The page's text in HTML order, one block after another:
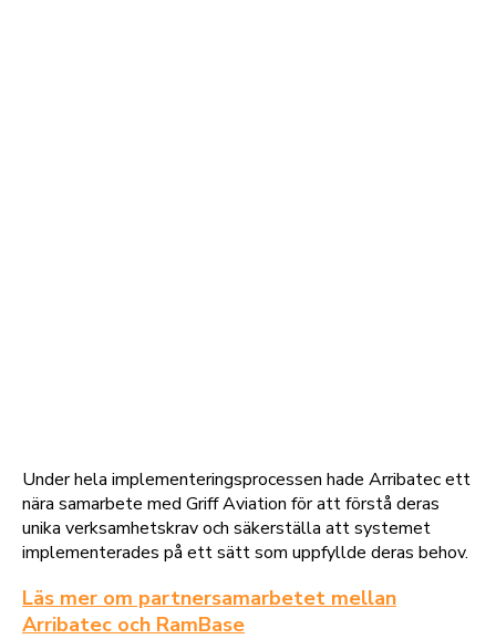
Under hela implementeringsprocessen hade Arribatec ett
nära samarbete med Griff Aviation för att förstå deras
unika verksamhetskrav och säkerställa att systemet
implementerades på ett sätt som uppfyllde deras behov.
Läs mer om partnersamarbetet mellan
Arribatec och RamBase